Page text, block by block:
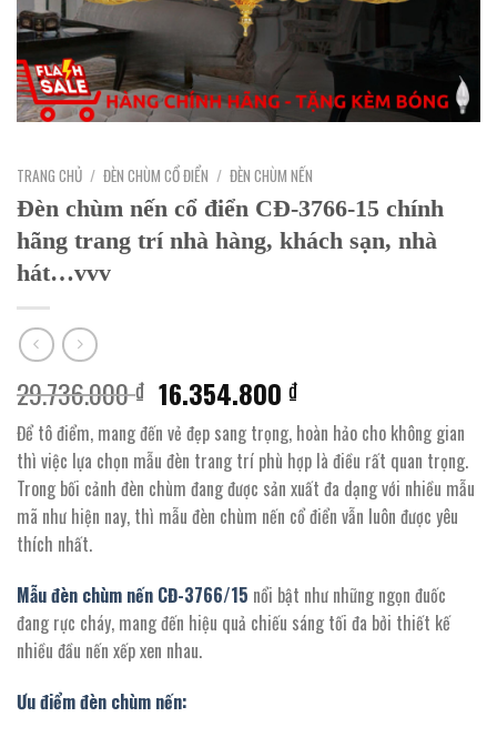
TRANG CHỦ / ĐÈN CHÙM CỔ ĐIỂN / ĐÈN CHÙM NẾN
Đèn chùm nến cổ điển CĐ-3766-15 chính
hãng trang trí nhà hàng, khách sạn, nhà
hát…vvv
29.736.000₫ Giá
gốc
là:
29.736.000 ₫.
16.354.800₫Giá
hiện
tại
là:
16.354.800 ₫.
Để tô điểm, mang đến vẻ đẹp sang trọng, hoàn hảo cho không gian
thì việc lựa chọn mẫu đèn trang trí phù hợp là điều rất quan trọng.
Trong bối cảnh đèn chùm đang được sản xuất đa dạng với nhiều mẫu
mã như hiện nay, thì mẫu đèn chùm nến cổ điển vẫn luôn được yêu
thích nhất.
Mẫu đèn chùm nến CĐ-3766/15 nổi bật như những ngọn đuốc
đang rực cháy, mang đến hiệu quả chiếu sáng tối đa bởi thiết kế
nhiều đầu nến xếp xen nhau.
Ưu điểm đèn chùm nến: